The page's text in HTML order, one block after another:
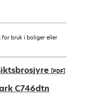
for bruk i boliger eller
[PDF]
C746dtn